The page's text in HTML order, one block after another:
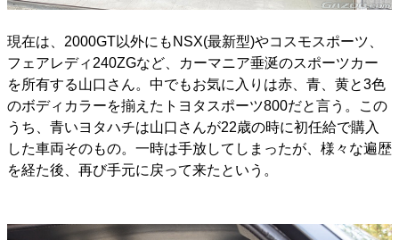
現在は、2000GT以外にもNSX(最新型)やコスモスポーツ、
フェアレディ240ZGなど、カーマニア垂涎のスポーツカー
を所有する山口さん。中でもお気に入りは赤、青、黄と3色
のボディカラーを揃えたトヨタスポーツ800だと言う。この
うち、青いヨタハチは山口さんが22歳の時に初任給で購入
した車両そのもの。一時は手放してしまったが、様々な遍歴
を経た後、再び手元に戻って来たという。